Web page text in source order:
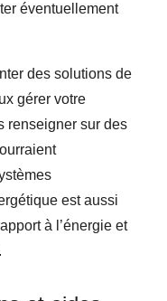
éventuellement
des solutions de
gérer votre
renseigner sur des
est aussi
à l’énergie et